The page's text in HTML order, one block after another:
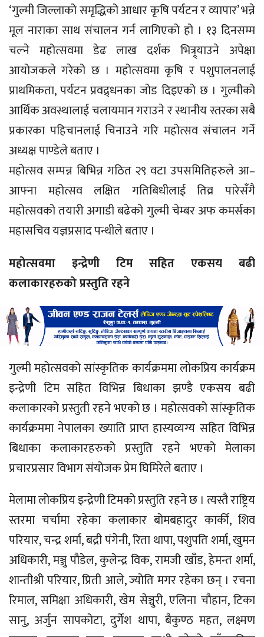
‘गुल्मी जिल्लाको समृद्धिको आधार कृषि पर्यटन र व्यापार’ भन्ने
मूल नाराका साथ संचालन गर्न लागिएको हो । १३ दिनसम्म
चल्ने महोत्सवमा डेढ लाख दर्शक भित्र्र्याउने अपेक्षा
आयोजकले गरेको छ । महोत्सवमा कृषि र पशुपालनलाई
प्राथमिकता, पर्यटन प्रवद्र्धनका जोड दिइएको छ । गुल्मीको
आर्थिक अवस्थालाई चलायमान गराउने र स्थानीय स्तरका सबै
प्रकारका पहिचानलाई चिनाउने गरि महोत्सव संचालन गर्ने
अध्यक्ष पाण्डेले बताए ।
महोत्सव सम्पन्न बिभिन्न गठित २९ वटा उपसमितिहरुले आ–
आफ्ना महोत्सव लक्षित गतिबिधीलाई तिव्र पारेसँगै
महोत्सवको तयारी अगाडी बढेको गुल्मी चेम्बर अफ कमर्सका
महासचिव यज्ञप्रसाद पन्थीले बताए ।
महोत्सवमा इन्द्रेणी टिम सहित एकसय बढी
कलाकारहरुको प्रस्तुति रहने
गुल्मी महोत्सवको सांस्कृतिक कार्यक्रममा लोकप्रिय कार्यक्रम
इन्द्रेणी टिम सहित विभिन्न बिधाका झण्डै एकसय बढी
कलाकारको प्रस्तुती रहने भएको छ । महोत्सवको सांस्कृतिक
कार्यक्रममा नेपालका ख्याति प्राप्त हास्यव्यग्य सहित विभिन्न
बिधाका कलाकारहरुको प्रस्तुति रहने भएको मेलाका
प्रचारप्रसार विभाग संयोजक प्रेम घिमिरेले बताए ।
मेलामा लोकप्रिय इन्द्रेणी टिमको प्रस्तुति रहने छ । त्यस्तै राष्ट्रिय
स्तरमा चर्चामा रहेका कलाकार बोमबहादुर कार्की, शिव
परियार, चन्द्र शर्मा, बद्री पंगेनी, रिता थापा, पशुपति शर्मा, खुमन
अधिकारी, मञ्जु पौडेल, कुलेन्द्र विक, रामजी खाँड, हेमन्त शर्मा,
शान्तीश्री परियार, प्रिती आले, ज्योति मगर रहेका छन् । रचना
रिमाल, समिक्षा अधिकारी, खेम सेञ्चुरी, एलिना चौहान, टिका
सानु, अर्जुन सापकोटा, दुर्गेश थापा, बैकुण्ठ महत, लक्ष्मण